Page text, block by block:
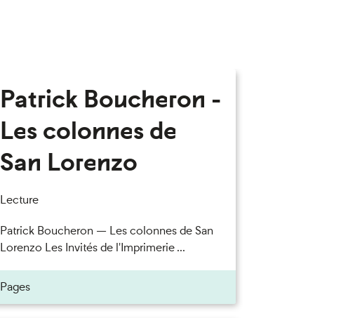
Patrick Boucheron -
Les colonnes de
San Lorenzo
Lecture
Patrick Boucheron — Les colonnes de San
Lorenzo Les Invités de l'Imprimerie ...
Pages